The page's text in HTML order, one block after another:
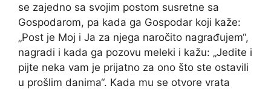
se zajedno sa svojim postom susretne sa
Gospodarom, pa kada ga Gospodar koji kaže:
„Post je Moj i Ja za njega naročito nagrađujem“,
nagradi i kada ga pozovu meleki i kažu: „Jedite i
pijte neka vam je prijatno za ono što ste ostavili
u prošlim danima“. Kada mu se otvore vrata